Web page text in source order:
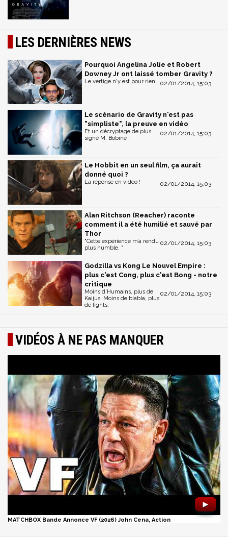
LES DERNIÈRES NEWS
Pourquoi Angelina Jolie et Robert
Downey Jr ont laissé tomber Gravity ?
02/01/2014, 15:03
Le vertige n'y est pour rien
Le scénario de Gravity n'est pas
"simpliste", la preuve en vidéo
02/01/2014, 15:03
Et un décryptage de plus
signé M. Bobine !
Le Hobbit en un seul film, ça aurait
donné quoi ?
02/01/2014, 15:03
La réponse en vidéo !
Alan Ritchson (Reacher) raconte
comment il a été humilié et sauvé par
Thor
02/01/2014, 15:03
"Cette expérience m’a rendu
plus humble. "
Godzilla vs Kong Le Nouvel Empire :
plus c'est Cong, plus c'est Bong - notre
critique
02/01/2014, 15:03
Moins d'Humains, plus de
Kaijus. Moins de blabla, plus
de fights.
VIDÉOS À NE PAS MANQUER
►
MATCHBOX Bande Annonce VF (2026) John Cena, Action